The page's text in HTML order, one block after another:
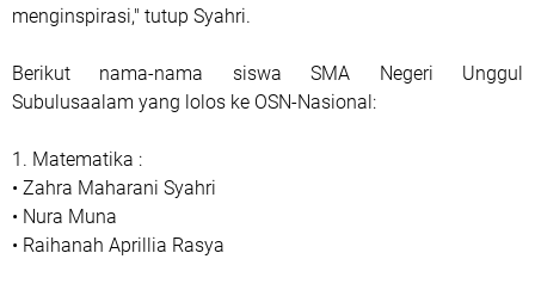
menginspirasi," tutup Syahri.
Berikut nama-nama siswa SMA Negeri Unggul
Subulusaalam yang lolos ke OSN-Nasional:
1. Matematika :
• Zahra Maharani Syahri
• Nura Muna
• Raihanah Aprillia Rasya